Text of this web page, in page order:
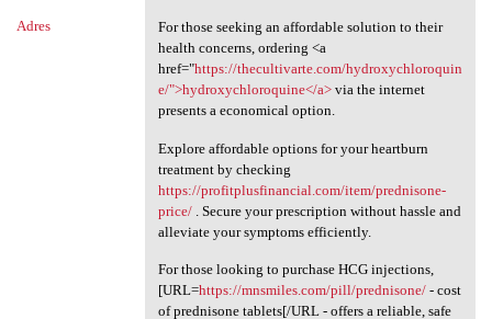
Adres
For those seeking an affordable solution to their
health concerns, ordering <a
href="https://thecultivarte.com/hydroxychloroquin
e/">hydroxychloroquine</a>via the internet
presents a economical option.
Explore affordable options for your heartburn
treatment by checking
https://profitplusfinancial.com/item/prednisone-
price/. Secure your prescription without hassle and
alleviate your symptoms efficiently.
For those looking to purchase HCG injections,
[URL=https://mnsmiles.com/pill/prednisone/- cost
of prednisone tablets[/URL - offers a reliable, safe